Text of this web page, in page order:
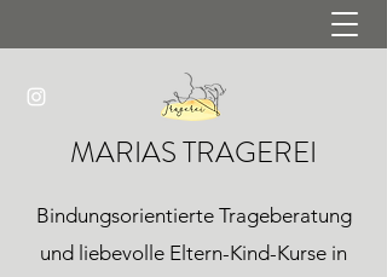
MARIAS TRAGEREI
Bindungsorientierte Trageberatung
und liebevolle Eltern-Kind-Kurse in